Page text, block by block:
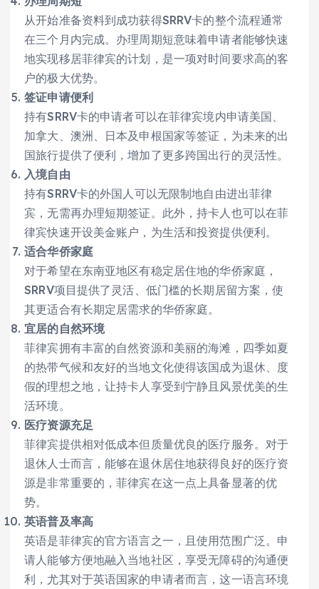
从开始准备资料到成功获得SRRV卡的整个流程通常
在三个月内完成。办理周期短意味着申请者能够快速
地实现移居菲律宾的计划，是一项对时间要求高的客
户的极大优势。
签证申请便利
持有SRRV卡的申请者可以在菲律宾境内申请美国、
加拿大、澳洲、日本及申根国家等签证，为未来的出
国旅行提供了便利，增加了更多跨国出行的灵活性。
入境自由
持有SRRV卡的外国人可以无限制地自由进出菲律
宾，无需再办理短期签证。此外，持卡人也可以在菲
律宾快速开设美金账户，为生活和投资提供便利。
适合华侨家庭
对于希望在东南亚地区有稳定居住地的华侨家庭，
SRRV项目提供了灵活、低门槛的长期居留方案，使
其更适合有长期定居需求的华侨家庭。
宜居的自然环境
菲律宾拥有丰富的自然资源和美丽的海滩，四季如夏
的热带气候和友好的当地文化使得该国成为退休、度
假的理想之地，让持卡人享受到宁静且风景优美的生
活环境。
医疗资源充足
菲律宾提供相对低成本但质量优良的医疗服务。对于
退休人士而言，能够在退休居住地获得良好的医疗资
源是非常重要的，菲律宾在这一点上具备显著的优
势。
英语普及率高
英语是菲律宾的官方语言之一，且使用范围广泛。申
请人能够方便地融入当地社区，享受无障碍的沟通便
利，尤其对于英语国家的申请者而言，这一语言环境